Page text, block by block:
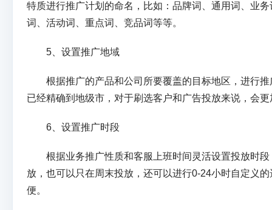
特质进行推广计划的命名，比如：品牌词、通用词、业
词、活动词、重点词、竞品词等等。
5、设置推广地域
根据推广的产品和公司所要覆盖的目标地区，进行推
已经精确到地级市，对于刷选客户和广告投放来说，会
6、设置推广时段
根据业务推广性质和客服上班时间灵活设置投放时段
放，也可以只在周末投放，还可以进行0-24小时自定义
便。